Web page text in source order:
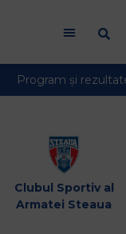
Clubul Sportiv al
Armatei Steaua